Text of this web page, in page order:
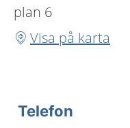
plan 6
Visa på karta
Telefon